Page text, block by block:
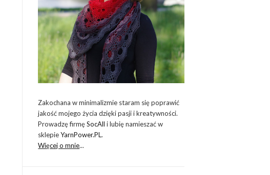
Zakochana w minimalizmie staram się poprawić
jakość mojego życia dzięki pasji i kreatywności.
Prowadzę firmęSocAll i lubię namieszać w
sklepieYarnPower.PL.
Więcej o mnie...